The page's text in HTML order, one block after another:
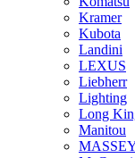
Kramer
Kubota
Landini
LEXUS
Liebherr
Lighting
Long
Manitou